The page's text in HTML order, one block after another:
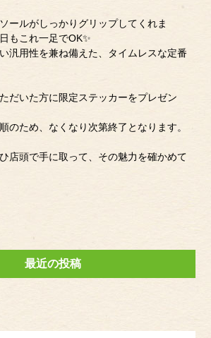
ールがしっかりグリップしてくれま
もこれ一足でOK✨
汎用性を兼ね備えた、タイムレスな定番
だいた方に限定ステッカーをプレゼン
のため、なくなり次第終了となります。
店頭で手に取って、その魅力を確かめて
最近の投稿